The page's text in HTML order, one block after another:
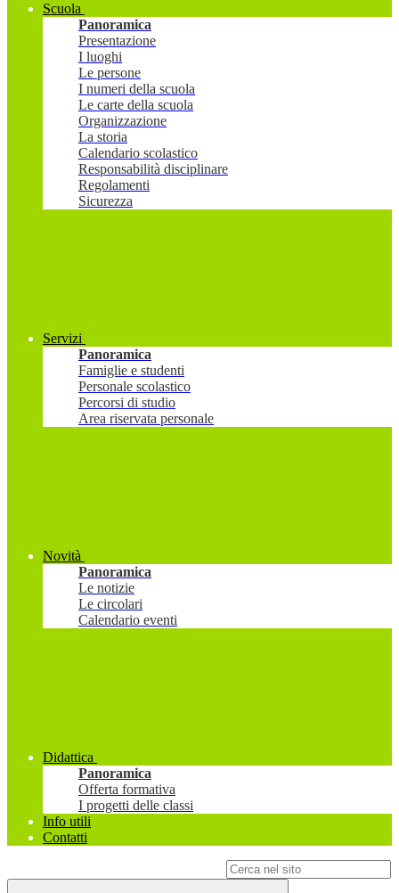
Scuola
Panoramica
Presentazione
I luoghi
Le persone
I numeri della scuola
Le carte della scuola
Organizzazione
La storia
Calendario scolastico
Responsabilità disciplinare
Regolamenti
Sicurezza
Servizi
Panoramica
Famiglie e studenti
Personale scolastico
Percorsi di studio
Area riservata personale
Novità
Panoramica
Le notizie
Le circolari
Calendario eventi
Didattica
Panoramica
Offerta formativa
I progetti delle classi
Info utili
Contatti